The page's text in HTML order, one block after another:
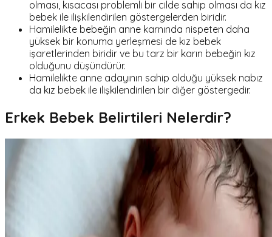
olması, kısacası problemli bir cilde sahip olması da kız
bebek ile ilişkilendirilen göstergelerden biridir.
Hamilelikte bebeğin anne karnında nispeten daha
yüksek bir konuma yerleşmesi de kız bebek
işaretlerinden biridir ve bu tarz bir karın bebeğin kız
olduğunu düşündürür.
Hamilelikte anne adayının sahip olduğu yüksek nabız
da kız bebek ile ilişkilendirilen bir diğer göstergedir.
Erkek Bebek Belirtileri Nelerdir?